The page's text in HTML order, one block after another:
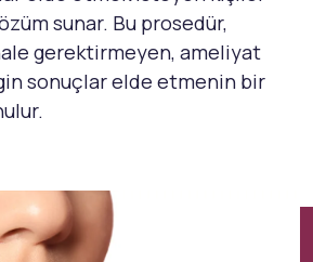
sunar. Bu prosedür,
gerektirmeyen, ameliyat
sonuçlar elde etmenin bir